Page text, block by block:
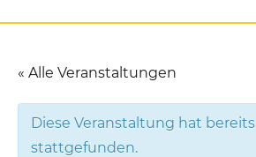
« Alle Veranstaltungen
Diese Veranstaltung hat bereits
stattgefunden.